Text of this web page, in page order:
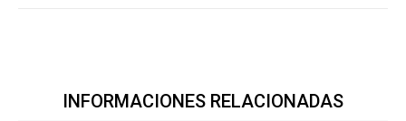
INFORMACIONES RELACIONADAS